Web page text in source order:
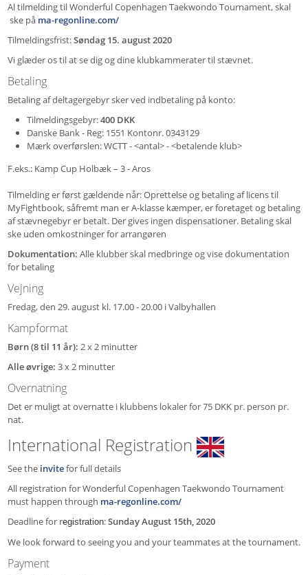
Al tilmelding til Wonderful Copenhagen Taekwondo Tournament, skal
ske på ma-regonline.com/
Tilmeldingsfrist:Søndag 15. august 2020
Vi glæder os til at se dig og dine klubkammerater til stævnet.
Betaling
Betaling af deltagergebyr sker ved indbetaling på konto:
Tilmeldingsgebyr:400 DKK
Danske Bank - Reg: 1551 Kontonr. 0343129
Mærk overførslen: WCTT - <antal> - <betalende klub>
F.eks.: Kamp Cup Holbæk – 3 - Aros
Tilmelding er først gældende når: Oprettelse og betaling af licens til
MyFightbook, såfremt man er A-klasse kæmper, er foretaget og betaling
af stævnegebyr er betalt. Der gives ingen dispensationer. Betaling skal
ske uden omkostninger for arrangøren
Dokumentation: Alle klubber skal medbringe og vise dokumentation
for betaling
Vejning
Fredag, den 29. august kl. 17.00 - 20.00 i Valbyhallen
Kampformat
Børn (8 til 11 år): 2 x 2 minutter
Alle øvrige: 3 x 2 minutter
Overnatning
Det er muligt at overnatte i klubbens lokaler for 75 DKK pr. person pr.
nat.
International Registration
See the invitefor full details
All registration for Wonderful Copenhagen Taekwondo Tournament
must happen through ma-regonline.com/
Deadline for registration:Sunday August 15th, 2020
We look forward to seeing you and your teammates at the tournament.
Payment